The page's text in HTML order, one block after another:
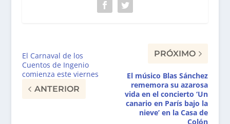
El Carnaval de los
Cuentos de Ingenio
comienza este viernes
ANTERIOR
PRÓXIMO
El músico Blas Sánchez
rememora su azarosa
vida en el concierto ‘Un
canario en París bajo la
nieve’ en la Casa de
Colón